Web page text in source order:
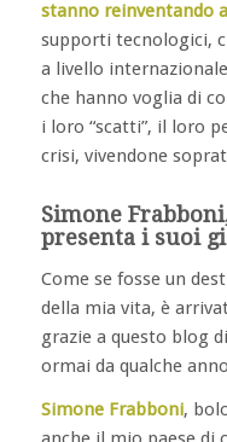
stanno reinventando
supporti tecnologici,
a livello
che hanno voglia di
i loro “scatti”, il loro
crisi, vivendone
Simone
presenta i suoi
Come se fosse un
della mia vita, è
grazie a questo blog
ormai da qualche anno
Simone Frabboni,